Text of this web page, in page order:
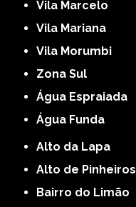
Vila Marcelo
Vila Mariana
Vila Morumbi
Zona Sul
Água Espraiada
Água Funda
Alto da Lapa
Alto de Pinheiros
Bairro do Limão